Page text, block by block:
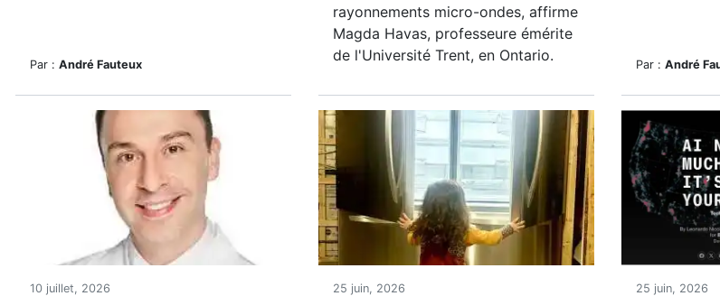
Par : André Fauteux
rayonnements micro-ondes, affirme
Magda Havas, professeure émérite
de l'Université Trent, en Ontario.
Par : André
10 juillet, 2026 25 juin, 2026 25 juin, 2026